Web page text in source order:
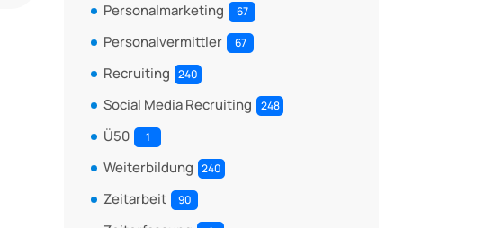
Personalmarketing 67
Personalvermittler 67
Recruiting 240
Social Media Recruiting 248
Ü50 1
Weiterbildung 240
Zeitarbeit 90